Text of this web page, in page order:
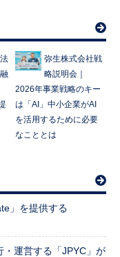
弥生株式会社戦
略説明会｜
2026年事業戦略のキー
は「AI」中小企業がAI
を活用するために必要
なこととは
」を提供する
・運営する「JPYC」が